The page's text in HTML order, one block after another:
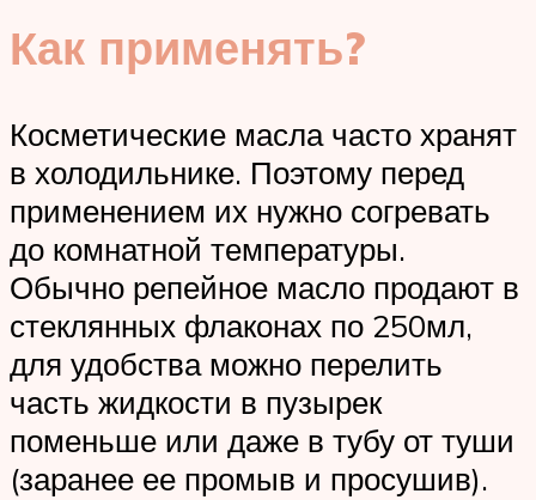
Как применять?
Косметические масла часто хранят
в холодильнике. Поэтому перед
применением их нужно согревать
до комнатной температуры.
Обычно репейное масло продают в
стеклянных флаконах по 250мл,
для удобства можно перелить
часть жидкости в пузырек
поменьше или даже в тубу от туши
(заранее ее промыв и просушив).